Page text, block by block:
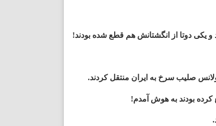
یکی دوتا از انگشتانش هم قطع شده بودند!
بودند به هوش آمدم!